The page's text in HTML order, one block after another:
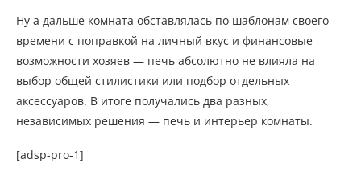
Ну а дальше комната обставлялась по шаблонам своего
времени с поправкой на личный вкус и финансовые
возможности хозяев — печь абсолютно не влияла на
выбор общей стилистики или подбор отдельных
аксессуаров. В итоге получались два разных,
независимых решения — печь и интерьер комнаты.
[adsp-pro-1]